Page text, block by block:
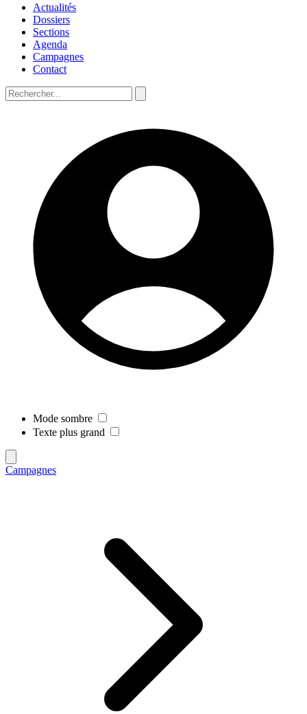
Actualités
Dossiers
Sections
Agenda
Campagnes
Contact
Mode sombre
Texte plus grand
Campagnes